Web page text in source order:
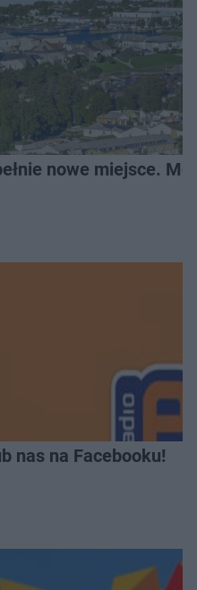
nowe miejsce.
nas na Facebooku!